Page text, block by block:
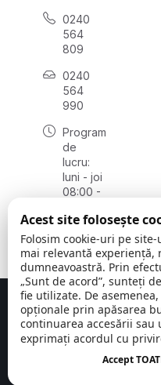
0240
564
809
0240
564
990
Program
de
lucru:
luni - joi
08:00 -
vineri
08:00 -
14:00
Concept realizat deBig
Acest site folosește
Folosim cookie-uri pe
mai relevantă
dumneavoastră. Prin
„Sunt de acord”, sunteți
fie utilizate. De
opționale prin apăsarea
continuarea accesării
exprimați acordul cu
Accept